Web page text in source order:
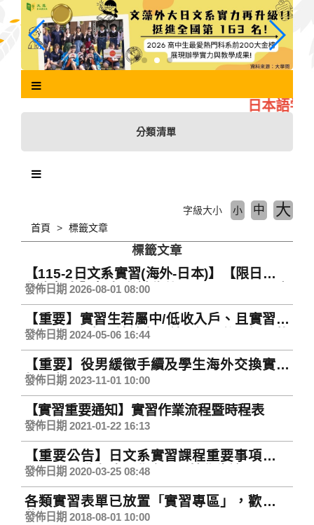
主
日本語学科
分類清單
首頁 標籤文章
字級大小 小 中 大
標籤文章
【115-2日文系實習(海外-日本)】【限日文系
學生報名】報名資料收件至2026/8/30(日)中
午12：00止，欲申請者請勿逾期繳交
發佈日期 2026-08-01 08:00
【重要】實習生若屬中/低收入戶、且實習達
183天以上者，請於實習結束返國後一週內找
生輔組報到
發佈日期 2024-05-06 16:44
【重要】役男緩徵手續及學生海外交換實習
相關事項
發佈日期 2023-11-01 10:00
【實習重要通知】實習作業流程暨時程表
發佈日期 2021-01-22 16:13
【重要公告】日文系實習課程重要事項公告
(106~108學年度入學之日四技學生適用)
發佈日期 2020-03-25 08:48
各類實習表單已放置「實習專區」，歡迎下
載使用
發佈日期 2018-08-01 10:00